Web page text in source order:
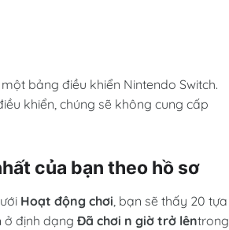
bảng điều khiển Nintendo Switch.
khiển, chúng sẽ không cung cấp
của bạn theo hồ sơ
Hoạt động chơi, bạn sẽ thấy 20 tựa
ở định dạng Đã chơi n giờ trở lêntrong